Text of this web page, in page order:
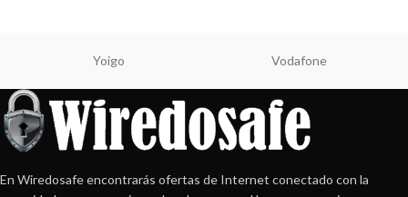
Yoigo Vodafone
En Wiredosafe encontrarás ofertas de Internet conectado con la